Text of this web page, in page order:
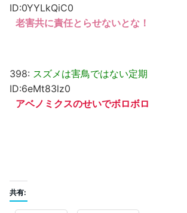
ID:0YYLkQiC0
老害共に責任とらせないとな！
398: スズメは害鳥ではない定期
ID:6eMt83lz0
アベノミクスのせいでボロボロ
共有: